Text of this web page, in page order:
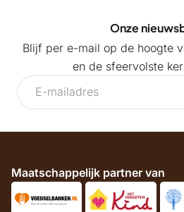
Onze
Blijf per e-mail op de hoogte
en de sfeervolste
Maatschappelijk partner van